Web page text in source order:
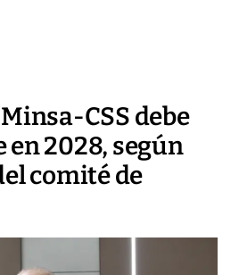
CSS debe
2028, según
comité de